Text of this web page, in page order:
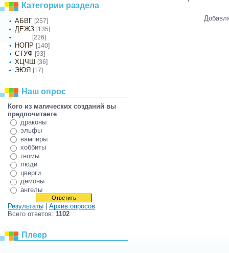
Категории раздела
АБВГ [257]
ДЕЖЗ [135]
[226]
НОПР [140]
СТУФ [93]
ХЦЧШ [36]
ЭЮЯ [17]
Наш опрос
Кого из магических созданий вы
предпочитаете
драконы
эльфы
вампиры
хоббиты
гномы
люди
цверги
демоны
ангелы
Результаты
Архив опросов
Всего ответов: 1102
Плеер